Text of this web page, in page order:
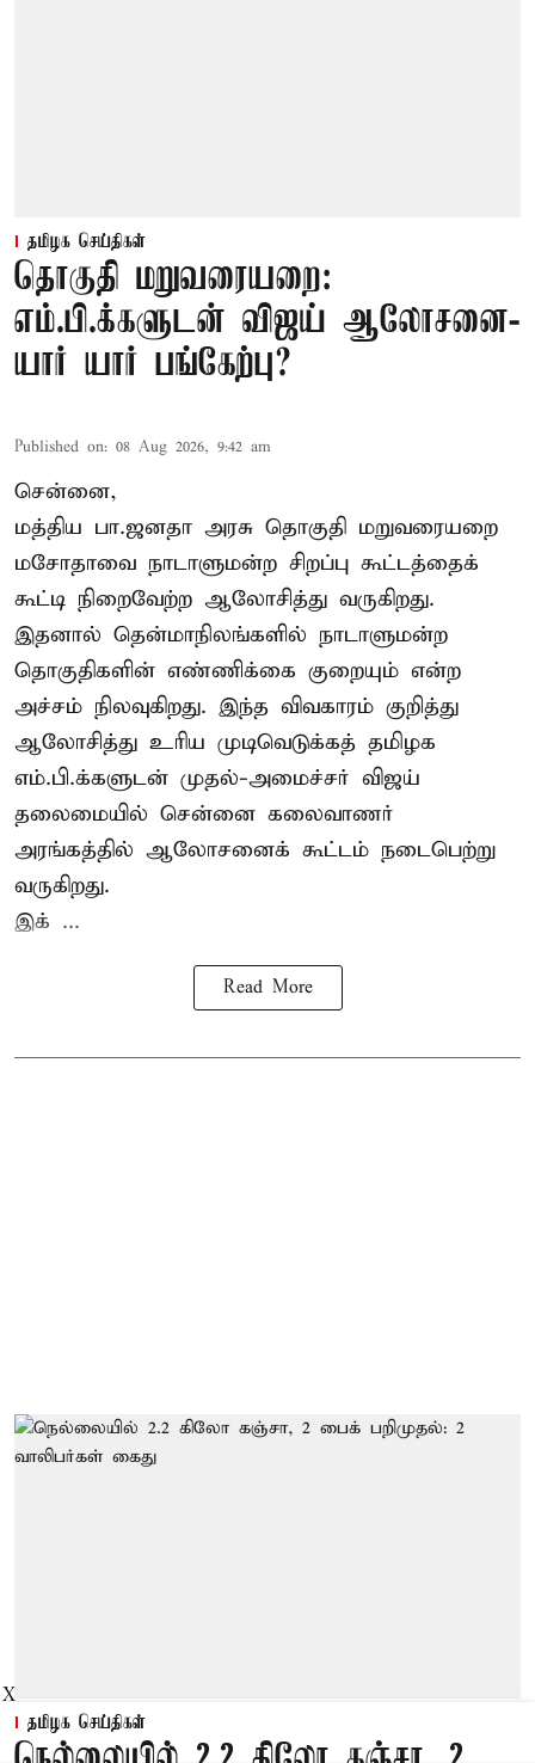
தமிழக செய்திகள்
தொகுதி மறுவரையறை:
எம்.பி.க்களுடன் விஜய் ஆலோசனை-
யார் யார் பங்கேற்பு?
Published on: 08 Aug 2026, 9:42 am
சென்னை,
மத்திய பா.ஜனதா அரசு தொகுதி மறுவரையறை
மசோதாவை நாடாளுமன்ற சிறப்பு கூட்டத்தைக்
கூட்டி நிறைவேற்ற ஆலோசித்து வருகிறது.
இதனால் தென்மாநிலங்களில் நாடாளுமன்ற
தொகுதிகளின் எண்ணிக்கை குறையும் என்ற
அச்சம் நிலவுகிறது. இந்த விவகாரம் குறித்து
ஆலோசித்து உரிய முடிவெடுக்கத் தமிழக
எம்.பி.க்களுடன் முதல்-அமைச்சர் விஜய்
தலைமையில் சென்னை கலைவாணர்
அரங்கத்தில் ஆலோசனைக் கூட்டம் நடைபெற்று
வருகிறது.
இக் ...
Read More
தமிழக செய்திகள்
X